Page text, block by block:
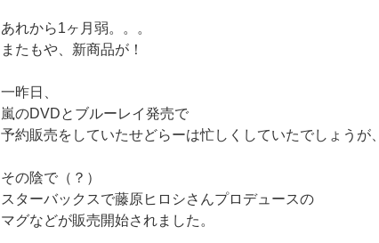
あれから1ヶ月弱。。。
またもや、新商品が！
一昨日、
嵐のDVDとブルーレイ発売で
予約販売をしていたせどらーは忙しくしていたでしょうが、
その陰で（？）
スターバックスで藤原ヒロシさんプロデュースの
マグなどが販売開始されました。